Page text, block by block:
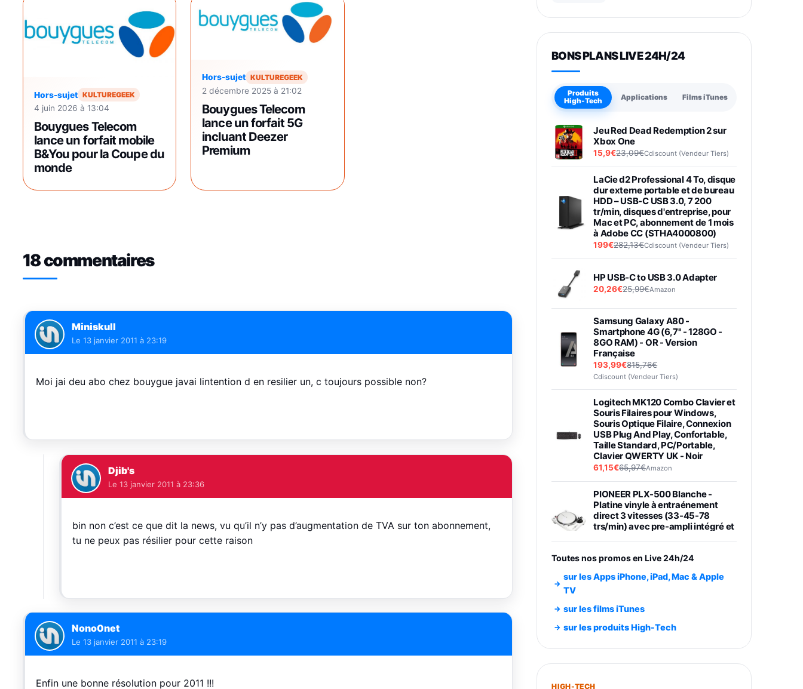
Hors-sujet KULTUREGEEK
4 juin 2026 à 13:04
Bouygues Telecom
lance un forfait mobile
B&You pour la Coupe du
monde
Hors-sujet KULTUREGEEK
2 décembre 2025 à 21:02
Bouygues Telecom
lance un forfait 5G
incluant Deezer
Premium
18 commentaires
Miniskull
Le 13 janvier 2011 à 23:19
Moi jai deu abo chez bouygue javai lintention d en resilier un, c toujours possible non?
Djib's
Le 13 janvier 2011 à 23:36
bin non c’est ce que dit la news, vu qu’il n’y pas d’augmentation de TVA sur ton abonnement,
tu ne peux pas résilier pour cette raison
Nono0net
Le 13 janvier 2011 à 23:19
Enfin une bonne résolution pour 2011 !!!
BONS PLANS LIVE 24H/24
Produits
High-Tech
Applications Films iTunes
Jeu Red Dead Redemption 2 sur
Xbox One
15,9€23,09€Cdiscount (Vendeur Tiers)
LaCie d2 Professional 4 To, disque
dur externe portable et de bureau
HDD – USB-C USB 3.0, 7 200
tr/min, disques d'entreprise, pour
Mac et PC, abonnement de 1 mois
à Adobe CC (STHA4000800)
199€282,13€Cdiscount (Vendeur Tiers)
HP USB-C to USB 3.0 Adapter
20,26€25,99€Amazon
Samsung Galaxy A80 -
Smartphone 4G (6,7'' - 128GO -
8GO RAM) - OR - Version
Française
193,99€815,76€
Cdiscount (Vendeur Tiers)
Logitech MK120 Combo Clavier et
Souris Filaires pour Windows,
Souris Optique Filaire, Connexion
USB Plug And Play, Confortable,
Taille Standard, PC/Portable,
Clavier QWERTY UK - Noir
61,15€65,97€Amazon
PIONEER PLX-500 Blanche -
Platine vinyle à entraénement
direct 3 vitesses (33-45-78
trs/min) avec pre-ampli intégré et
Smartphone SAMSUNG Galaxy
Smartphone SAMSUNG Galaxy
S26+ Violet 256Go
749,99€1240,43€Fnac (Vendeur Tiers)
Toutes nos promos en Live 24h/24
sur les Apps iPhone, iPad, Mac & Apple
TV
sur les films iTunes
sur les produits High-Tech
HIGH-TECH